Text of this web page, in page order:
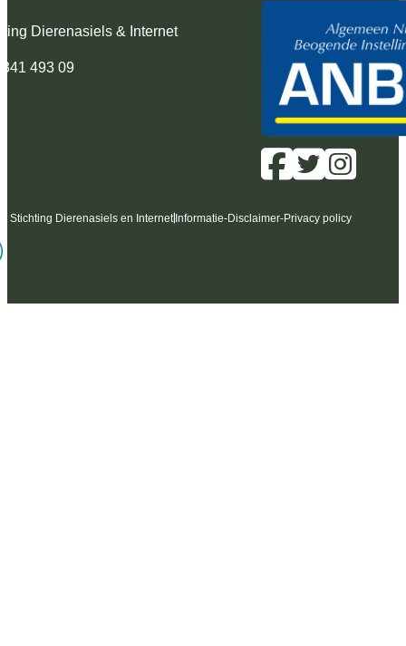
Dierenasiels & Internet
493 09
Stichting Dierenasiels en Internet Informatie-Disclaimer-Privacy policy